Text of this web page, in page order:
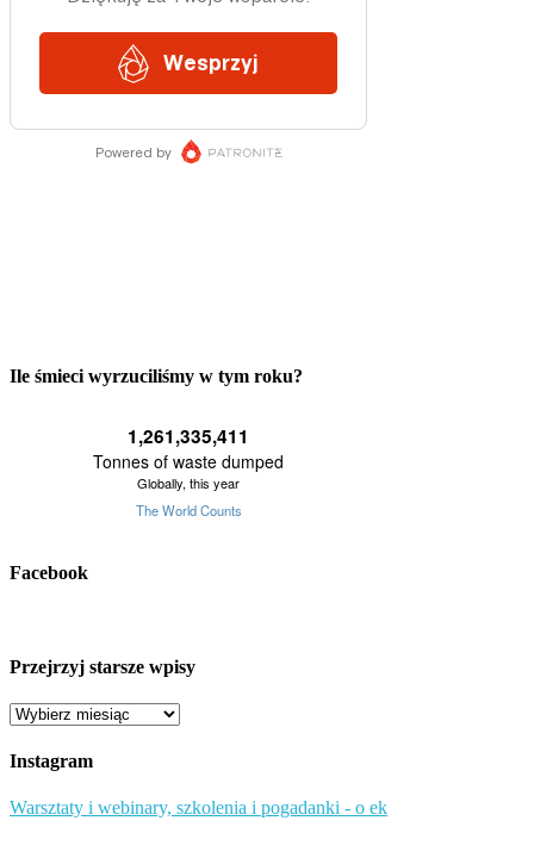
Ile śmieci wyrzuciliśmy w tym roku?
Facebook
Przejrzyj starsze wpisy
Przejrzyj
wpisy
Instagram
Warsztaty i webinary, szkolenia i pogadanki - o ek